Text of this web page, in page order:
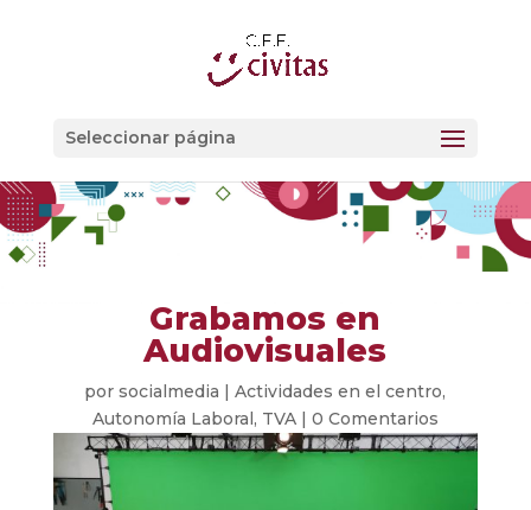
Seleccionar página
Grabamos en
Audiovisuales
porsocialmedia |Actividades en el centro,
Autonomía Laboral, TVA| 0 Comentarios